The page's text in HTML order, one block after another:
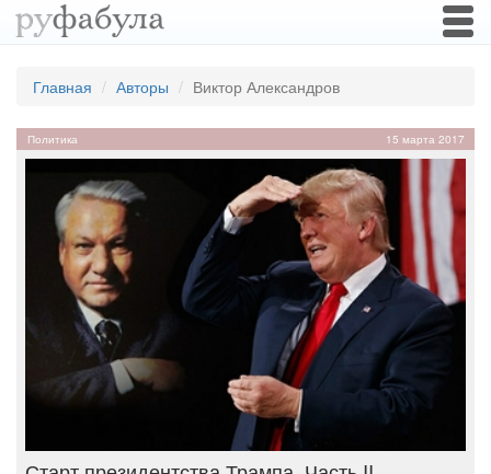
Главная Авторы Виктор Александров
Политика 15 марта 2017